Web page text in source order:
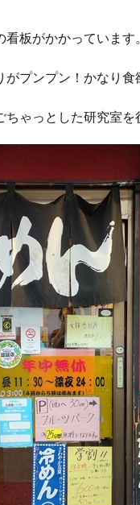
板がかかっています。
プンプン！かなり食
ゃっとした研究室を